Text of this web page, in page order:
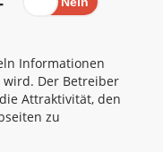
Informationen
Der Betreiber
Attraktivität, den
zu